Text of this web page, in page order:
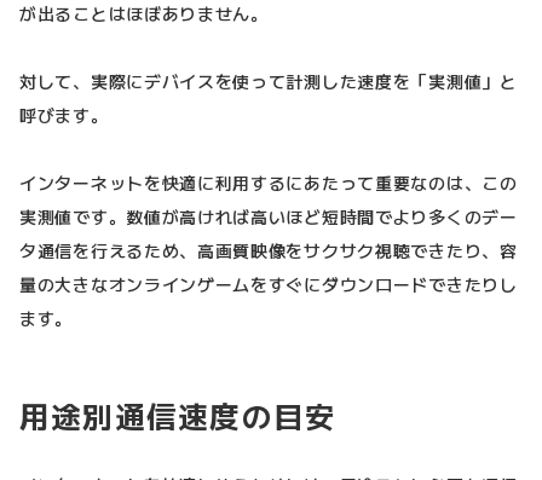
が出ることはほぼありません。
対して、実際にデバイスを使って計測した速度を「実測値」と
呼びます。
インターネットを快適に利用するにあたって重要なのは、この
実測値です。数値が高ければ高いほど短時間でより多くのデー
タ通信を行えるため、高画質映像をサクサク視聴できたり、容
量の大きなオンラインゲームをすぐにダウンロードできたりし
ます。
用途別通信速度の目安